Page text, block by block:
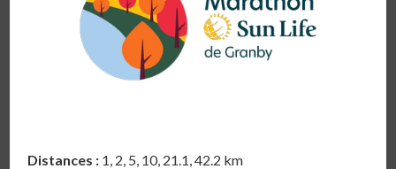
Distances : 1, 2, 5, 10, 21.1, 42.2 km